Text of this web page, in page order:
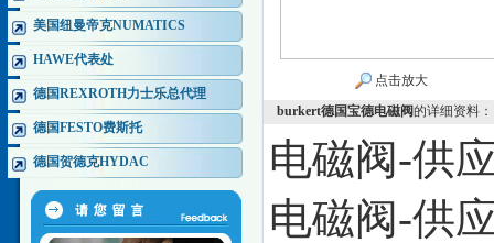
美国纽曼帝克NUMATICS
HAWE代表处
德国REXROTH力士乐总代理
德国FESTO费斯托
德国贺德克HYDAC
点击放大
burkert德国宝德电磁阀的详细资料：
电磁阀-供
电磁阀-供